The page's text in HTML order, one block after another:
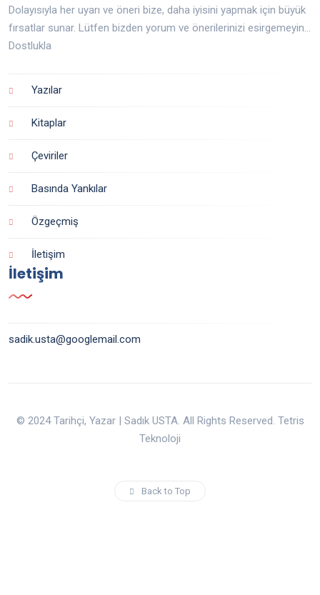
Dolayısıyla her uyarı ve öneri bize, daha iyisini yapmak için büyük
fırsatlar sunar. Lütfen bizden yorum ve önerilerinizi esirgemeyin...
Dostlukla
Yazılar
Kitaplar
Çeviriler
Basında Yankılar
Özgeçmiş
İletişim
İletişim
sadik.usta@googlemail.com
© 2024 Tarihçi, Yazar | Sadık USTA. All Rights Reserved. Tetris
Teknoloji
Back to Top